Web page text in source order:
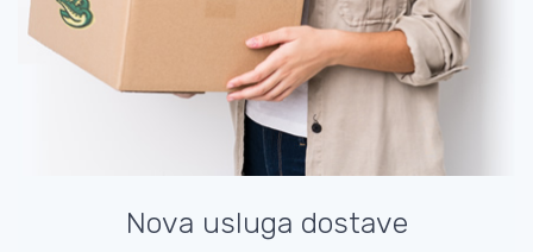
Nova usluga dostave